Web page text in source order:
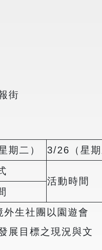
街
期二）
3/26（星
活動時間
生社團以園遊會
展目標之現況與文